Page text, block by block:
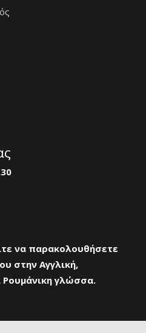
να παρακολουθήσετε
στην Αγγλική,
Ρουμάνικη γλώσσα.